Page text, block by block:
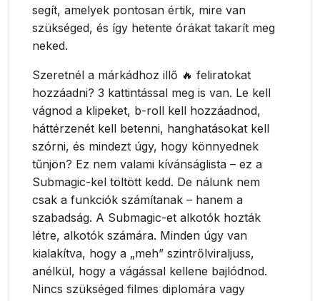
segít, amelyek pontosan értik, mire van
szükséged, és így hetente órákat takarít meg
neked.
Szeretnél a márkádhoz illő 🔥 feliratokat
hozzáadni? 3 kattintással meg is van. Le kell
vágnod a klipeket, b-roll kell hozzáadnod,
háttérzenét kell betenni, hanghatásokat kell
szórni, és mindezt úgy, hogy könnyednek
tűnjön? Ez nem valami kívánságlista – ez a
Submagic-kel töltött kedd. De nálunk nem
csak a funkciók számítanak – hanem a
szabadság. A Submagic-et alkotók hozták
létre, alkotók számára. Minden úgy van
kialakítva, hogy a „meh” szintrőlviraljuss,
anélkül, hogy a vágással kellene bajlódnod.
Nincs szükséged filmes diplomára vagy